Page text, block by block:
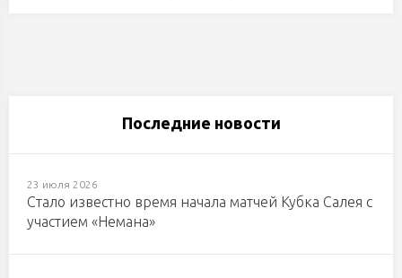
Последние новости
23 июля 2026
Стало известно время начала матчей Кубка Салея с
участием «Немана»